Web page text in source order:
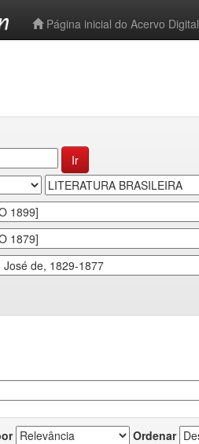
Página inicial do Acervo Digital
Ordenar